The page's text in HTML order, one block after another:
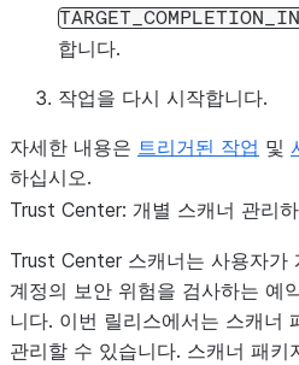
합니다.
작업을 다시 시작합니다.
자세한 내용은 트리거된 작업 및
하십시오.
Trust Center: 개별 스캐너 관리
Trust Center 스캐너는 사용자가
계정의 보안 위험을 검사하는 예
니다. 이번 릴리스에서는 스캐너
관리할 수 있습니다. 스캐너 패